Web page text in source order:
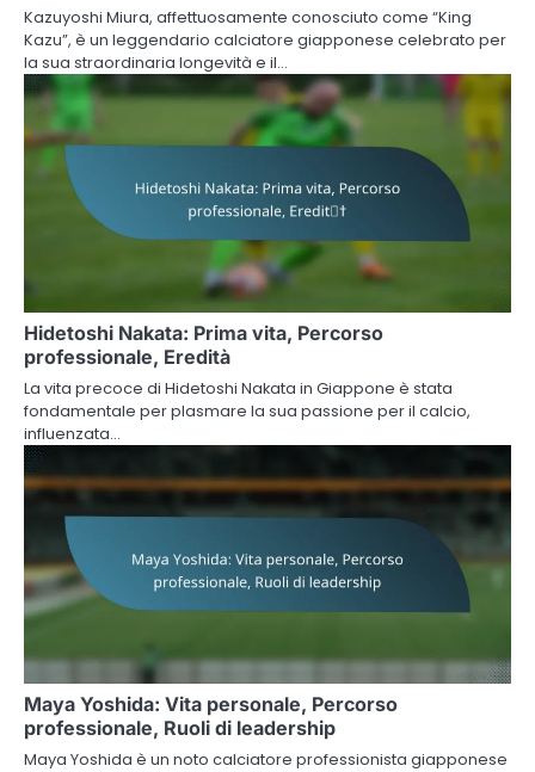
Kazuyoshi Miura, affettuosamente conosciuto come “King
Kazu”, è un leggendario calciatore giapponese celebrato per
la sua straordinaria longevità e il…
Hidetoshi Nakata: Prima vita, Percorso
professionale, Eredità
La vita precoce di Hidetoshi Nakata in Giappone è stata
fondamentale per plasmare la sua passione per il calcio,
influenzata…
Maya Yoshida: Vita personale, Percorso
professionale, Ruoli di leadership
Maya Yoshida è un noto calciatore professionista giapponese